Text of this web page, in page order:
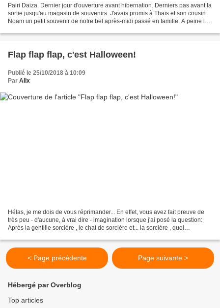
Pairi Daiza. Dernier jour d'ouverture avant hibernation. Derniers pas avant la
sortie jusqu'au magasin de souvenirs. J'avais promis à Thaïs et son cousin
Noam un petit souvenir de notre bel après-midi passé en famille. A peine le
Flap flap flap, c'est Halloween!
Publié le 25/10/2018 à 10:09
Par Alix
Hélas, je me dois de vous réprimander... En effet, vous avez fait preuve de
très peu - d'aucune, à vrai dire - imagination lorsque j'ai posé la question:
Après la gentille sorcière , le chat de sorcière et... la sorcière , quel
< Page précédente Page suivante >
Hébergé par Overblog
Top articles